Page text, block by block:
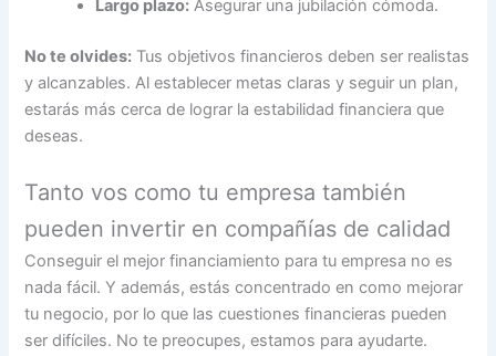
Largo plazo: Asegurar una jubilación cómoda.
No te olvides: Tus objetivos financieros deben ser realistas
y alcanzables. Al establecer metas claras y seguir un plan,
estarás más cerca de lograr la estabilidad financiera que
deseas.
Tanto vos como tu empresa también
pueden invertir en compañías de calidad
Conseguir el mejor financiamiento para tu empresa no es
nada fácil. Y además, estás concentrado en como mejorar
tu negocio, por lo que las cuestiones financieras pueden
ser difíciles. No te preocupes, estamos para ayudarte.